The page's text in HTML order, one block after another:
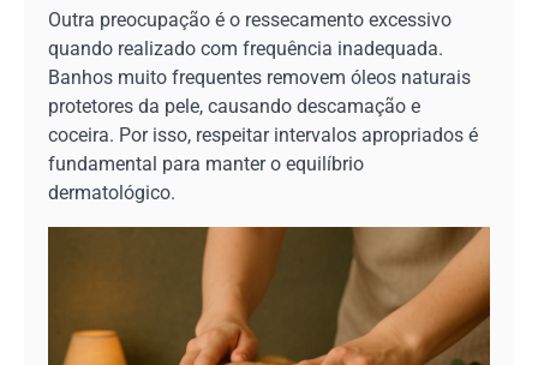
Outra preocupação é o ressecamento excessivo
quando realizado com frequência inadequada.
Banhos muito frequentes removem óleos naturais
protetores da pele, causando descamação e
coceira. Por isso, respeitar intervalos apropriados é
fundamental para manter o equilíbrio
dermatológico.